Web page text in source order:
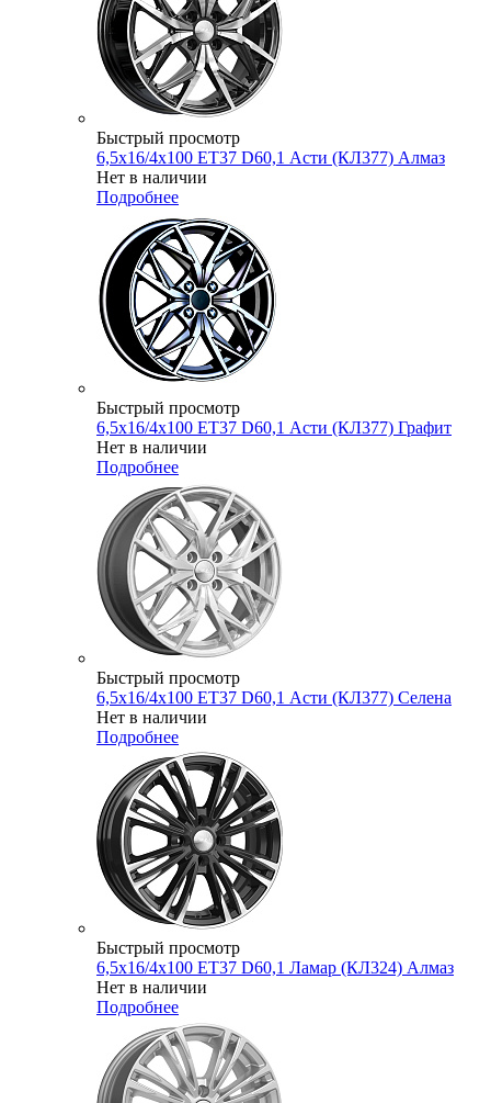
Быстрый просмотр
6,5x16/4x100 ET37 D60,1 Асти (КЛ377) Алмаз
Нет в наличии
Подробнее
Быстрый просмотр
6,5x16/4x100 ET37 D60,1 Асти (КЛ377) Графит
Нет в наличии
Подробнее
Быстрый просмотр
6,5x16/4x100 ET37 D60,1 Асти (КЛ377) Селена
Нет в наличии
Подробнее
Быстрый просмотр
6,5x16/4x100 ET37 D60,1 Ламар (КЛ324) Алмаз
Нет в наличии
Подробнее